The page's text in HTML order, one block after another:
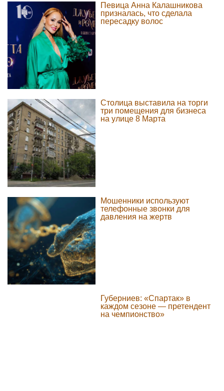
Певица Анна Калашникова
призналась, что сделала
пересадку волос
Столица выставила на торги
три помещения для бизнеса
на улице 8 Марта
Мошенники используют
телефонные звонки для
давления на жертв
Губерниев: «Спартак» в
каждом сезоне — претендент
на чемпионство»